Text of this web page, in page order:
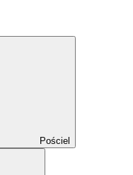
Pościel